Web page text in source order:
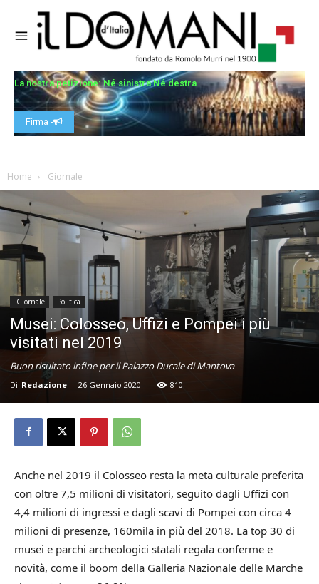
La nostra petizione: Né sinistra Né destra
Firma -
Home Giornale
Giornale Politica
Musei: Colosseo, Uffizi e Pompei i più
visitati nel 2019
Buon risultato infine per il Palazzo Ducale di Mantova
Di Redazione - 26 Gennaio 2020 810
Anche nel 2019 il Colosseo resta la meta culturale preferita
con oltre 7,5 milioni di visitatori, seguito dagli Uffizi con
4,4 milioni di ingressi e dagli scavi di Pompei con circa 4
milioni di presenze, 160mila in più del 2018. La top 30 di
musei e parchi archeologici statali regala conferme e
novità, come il boom della Galleria Nazionale delle Marche